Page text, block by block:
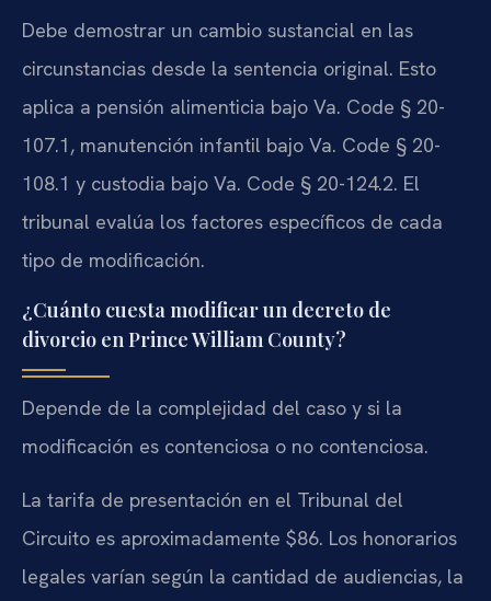
Debe demostrar un cambio sustancial en las
circunstancias desde la sentencia original. Esto
aplica a pensión alimenticia bajo Va. Code § 20-
107.1, manutención infantil bajo Va. Code § 20-
108.1 y custodia bajo Va. Code § 20-124.2. El
tribunal evalúa los factores específicos de cada
tipo de modificación.
¿Cuánto cuesta modificar un decreto de
divorcio en Prince William County?
Depende de la complejidad del caso y si la
modificación es contenciosa o no contenciosa.
La tarifa de presentación en el Tribunal del
Circuito es aproximadamente $86. Los honorarios
legales varían según la cantidad de audiencias, la